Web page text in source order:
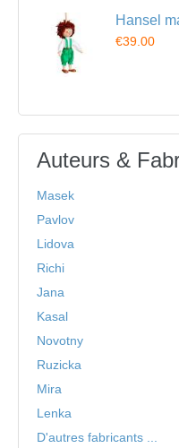
Hansel
€39.00
Auteurs &
Masek
Pavlov
Lidova
Richi
Jana
Kasal
Novotny
Ruzicka
Mira
Lenka
D'autres fabricants ...